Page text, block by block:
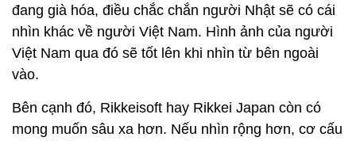
đang già hóa, điều chắc chắn người Nhật sẽ có cái
nhìn khác về người Việt Nam. Hình ảnh của người
Việt Nam qua đó sẽ tốt lên khi nhìn từ bên ngoài
vào.
Bên cạnh đó, Rikkeisoft hay Rikkei Japan còn có
mong muốn sâu xa hơn. Nếu nhìn rộng hơn, cơ cấu